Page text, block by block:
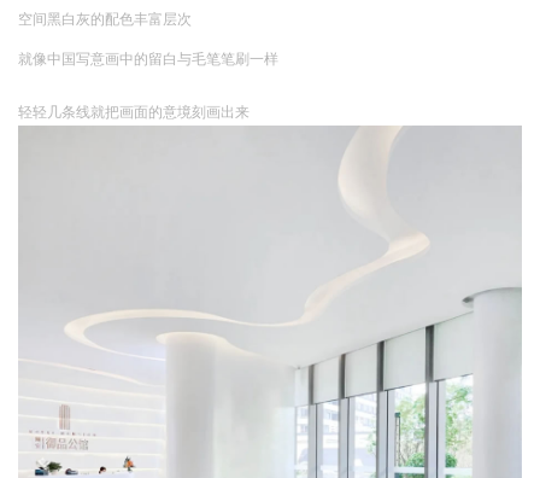
空间黑白灰的配色丰富层次
就像中国写意画中的留白与毛笔笔刷一样
轻轻几条线就把画面的意境刻画出来